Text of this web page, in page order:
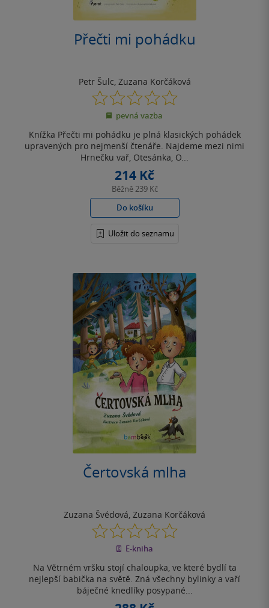
Přečti mi pohádku
Petr Šulc, Zuzana Korčáková
0.0
z
5
pevná vazba
Knížka Přečti mi pohádku je plná klasických pohádek
upravených pro nejmenší čtenáře. Najdeme mezi nimi
Hrnečku vař, Otesánka, O...
214 Kč
Běžně239 Kč
Do košíku
Uložit do seznamu
Čertovská mlha
Zuzana Švédová, Zuzana Korčáková
0.0
z
5
E-kniha
Na Větrném vršku stojí chaloupka, ve které bydlí ta
nejlepší babička na světě. Zná všechny bylinky a vaří
báječné knedlíky posypané...